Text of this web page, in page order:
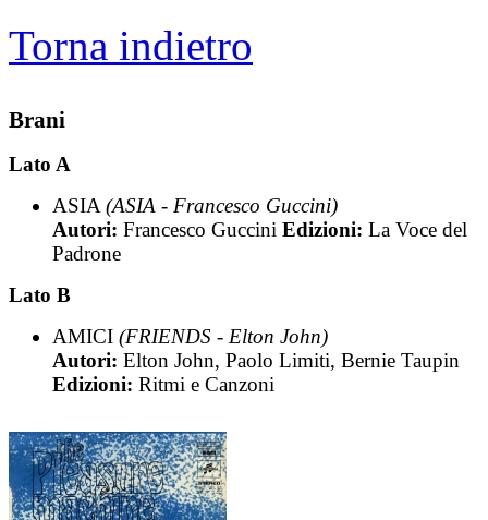
Torna indietro
Brani
Lato A
ASIA(ASIA - Francesco Guccini)
Autori: Francesco Guccini Edizioni: La Voce del
Padrone
Lato B
AMICI (FRIENDS - Elton John)
Autori: Elton John, Paolo Limiti, Bernie Taupin
Edizioni: Ritmi e Canzoni